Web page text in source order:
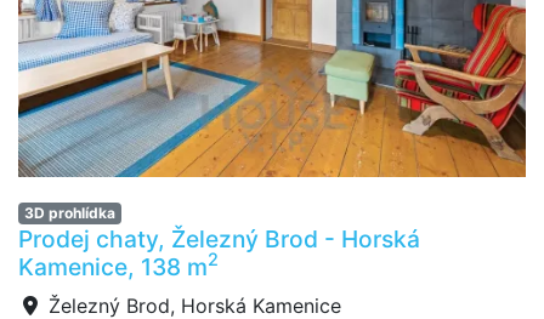
3D prohlídka
Prodej chaty, Železný Brod - Horská
Kamenice, 138 m2
Železný Brod, Horská Kamenice